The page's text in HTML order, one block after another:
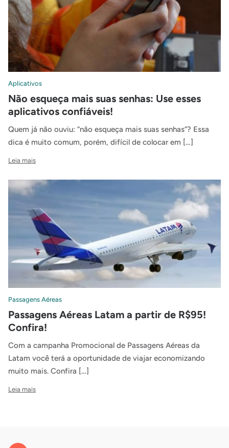
Aplicativos
Não esqueça mais suas senhas: Use esses
aplicativos confiáveis!
Quem já não ouviu: “não esqueça mais suas senhas”? Essa
dica é muito comum, porém, difícil de colocar em […]
Leia mais
Passagens Aéreas
Passagens Aéreas Latam a partir de R$95!
Confira!
Com a campanha Promocional de Passagens Aéreas da
Latam você terá a oportunidade de viajar economizando
muito mais. Confira […]
Leia mais